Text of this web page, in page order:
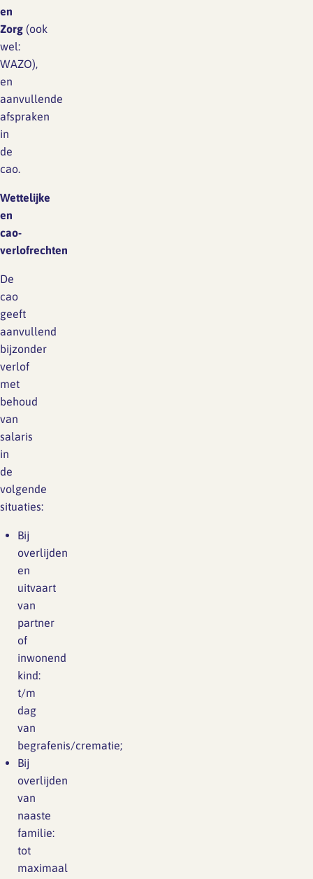
en
Zorg (ook
wel:
WAZO),
en
aanvullende
afspraken
in
de
cao.
Wettelijke
en
cao-
verlofrechten
De
cao
geeft
aanvullend
bijzonder
verlof
met
behoud
van
salaris
in
de
volgende
situaties:
Bij
overlijden
en
uitvaart
van
partner
of
inwonend
kind:
t/m
dag
van
begrafenis/crematie;
Bij
overlijden
van
naaste
familie:
tot
maximaal